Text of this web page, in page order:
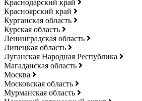
Краснодарский край
Красноярский край
Курганская область
Курская область
Ленинградская область
Липецкая область
Луганская Народная Республика
Магаданская область
Москва
Московская область
Мурманская область